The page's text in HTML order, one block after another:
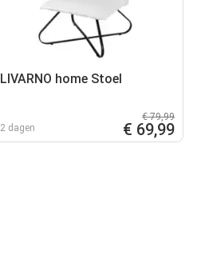
LIVARNO home Stoel
2 dagen
€ 79,99
€ 69,99